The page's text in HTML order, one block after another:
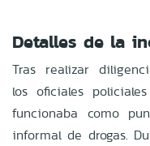
Detalles de la
Tras realizar
los oficiales
funcionaba como
informal de drogas.